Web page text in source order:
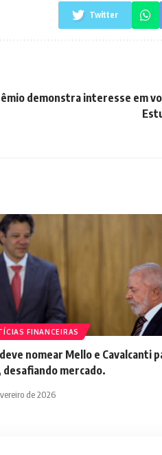
Twitter
demonstra interesse em
FINANCEIRAS
nomear Mello e Cavalcanti
desafiando mercado.
de 2026